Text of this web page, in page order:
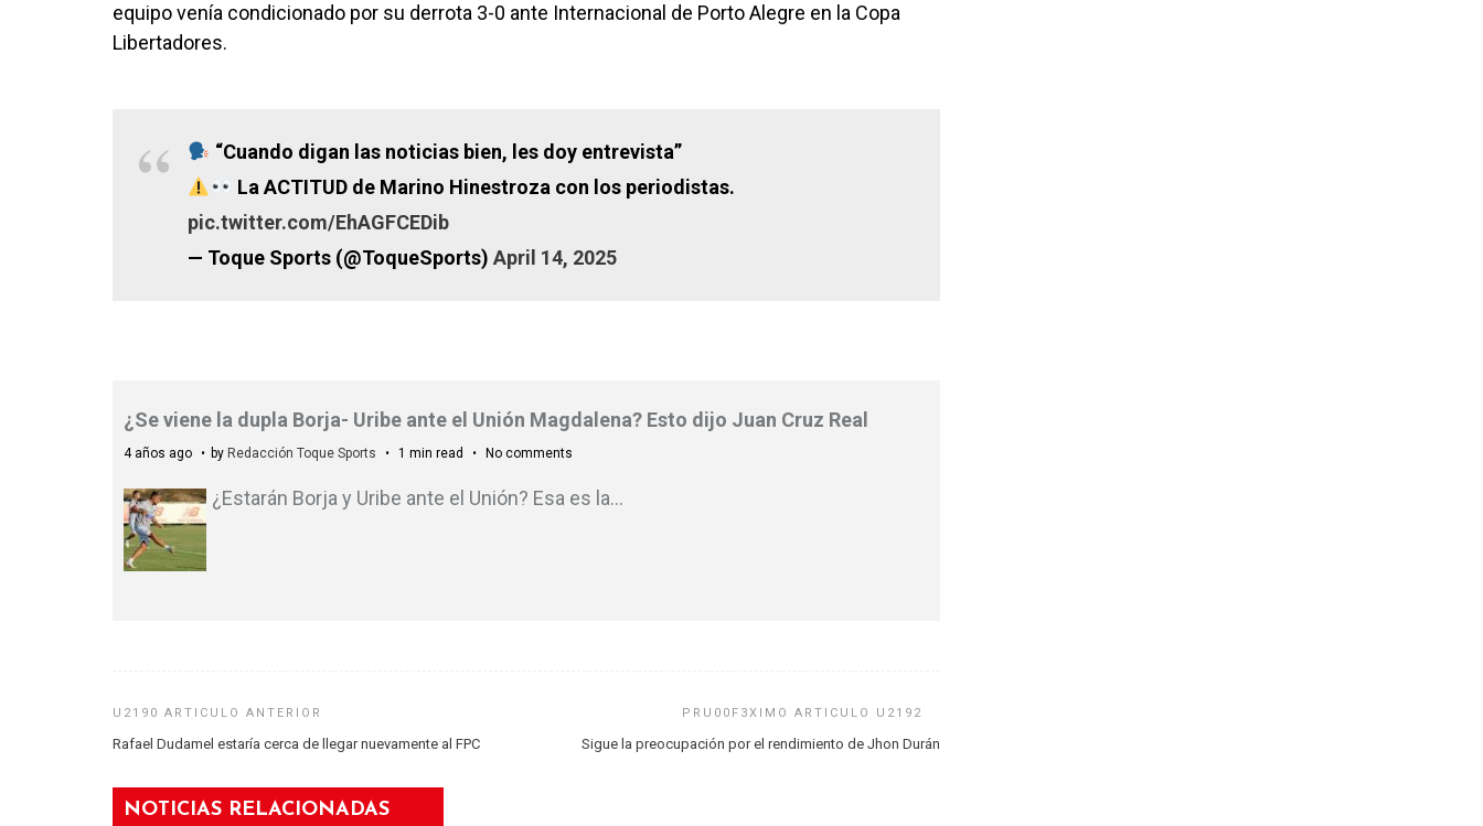
equipo venía condicionado por su derrota 3-0 ante Internacional de Porto Alegre en la Copa
Libertadores.
“Cuando digan las noticias bien, les doy entrevista”
La ACTITUD de Marino Hinestroza con los periodistas.
pic.twitter.com/EhAGFCEDib
— Toque Sports (@ToqueSports) April 14, 2025
¿Se viene la dupla Borja- Uribe ante el Unión Magdalena? Esto dijo Juan Cruz Real
4 años ago by Redacción Toque Sports 1 min read No comments
¿Estarán Borja y Uribe ante el Unión? Esa es la…
Rafael Dudamel estaría cerca de llegar nuevamente al FPC Sigue la preocupación por el rendimiento de Jhon Durán
NOTICIAS RELACIONADAS